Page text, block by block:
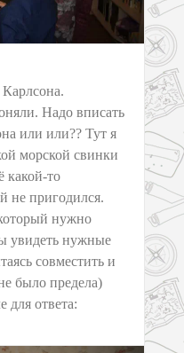
Надо вписать
или или?? Тут я
морской свинки
какой-то
не пригодился.
нужно
увидеть нужные
совместить и
было предела)
для ответа: